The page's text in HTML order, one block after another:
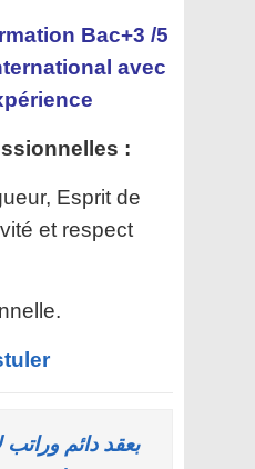
Bac+3 /5
avec
:
Esprit de
et respect